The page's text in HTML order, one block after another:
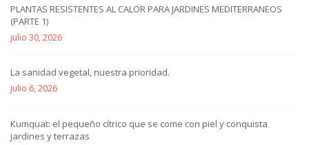
PLANTAS RESISTENTES AL CALOR PARA JARDINES MEDITERRANEOS
(PARTE 1)
julio 30, 2026
La sanidad vegetal, nuestra prioridad.
julio 6, 2026
Kumquat: el pequeño cítrico que se come con piel y conquista
jardines y terrazas